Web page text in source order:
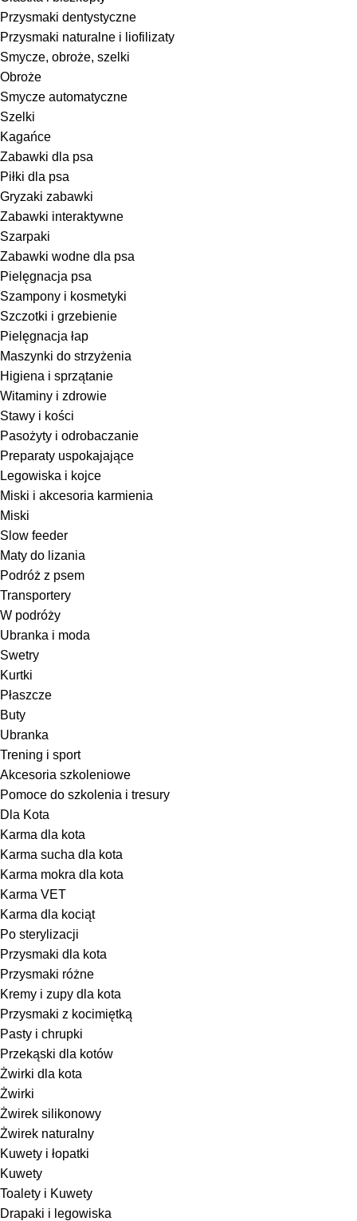
Przysmaki dentystyczne
Przysmaki naturalne i liofilizaty
Smycze, obroże, szelki
Obroże
Smycze automatyczne
Szelki
Kagańce
Zabawki dla psa
Piłki dla psa
Gryzaki zabawki
Zabawki interaktywne
Szarpaki
Zabawki wodne dla psa
Pielęgnacja psa
Szampony i kosmetyki
Szczotki i grzebienie
Pielęgnacja łap
Maszynki do strzyżenia
Higiena i sprzątanie
Witaminy i zdrowie
Stawy i kości
Pasożyty i odrobaczanie
Preparaty uspokajające
Legowiska i kojce
Miski i akcesoria karmienia
Miski
Slow feeder
Maty do lizania
Podróż z psem
Transportery
W podróży
Ubranka i moda
Swetry
Kurtki
Płaszcze
Buty
Ubranka
Trening i sport
Akcesoria szkoleniowe
Pomoce do szkolenia i tresury
Dla Kota
Karma dla kota
Karma sucha dla kota
Karma mokra dla kota
Karma VET
Karma dla kociąt
Po sterylizacji
Przysmaki dla kota
Przysmaki różne
Kremy i zupy dla kota
Przysmaki z kocimiętką
Pasty i chrupki
Przekąski dla kotów
Żwirki dla kota
Żwirki
Żwirek silikonowy
Żwirek naturalny
Kuwety i łopatki
Kuwety
Toalety i Kuwety
Drapaki i legowiska